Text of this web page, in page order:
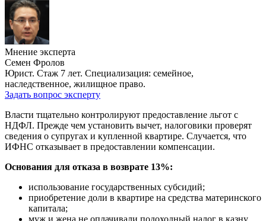
Мнение эксперта
Семен Фролов
Юрист. Стаж 7 лет. Специализация: семейное,
наследственное, жилищное право.
Задать вопрос эксперту
Власти тщательно контролируют предоставление льгот с
НДФЛ. Прежде чем установить вычет, налоговики проверят
сведения о супругах и купленной квартире. Случается, что
ИФНС отказывает в предоставлении компенсации.
Основания для отказа в возврате 13%:
использование государственных субсидий;
приобретение доли в квартире на средства материнского
капитала;
муж и жена не оплачивали подоходный налог в казну